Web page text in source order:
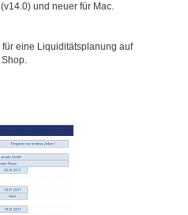
und neuer für Mac.
eine Liquiditätsplanung auf
Shop.